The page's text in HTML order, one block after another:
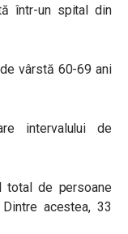
într-un spital din
vârstă 60-69 ani
intervalului de
total de persoane
acestea, 33